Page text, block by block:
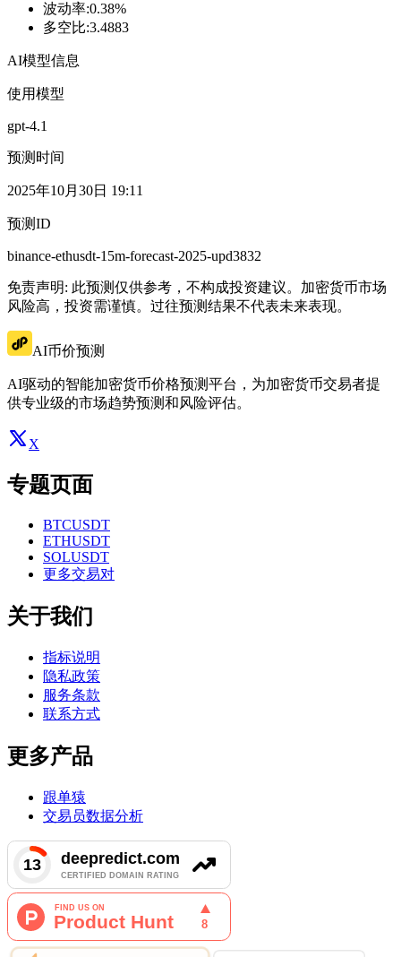
波动率:0.38%
多空比:3.4883
AI模型信息
使用模型
gpt-4.1
预测时间
2025年10月30日 19:11
预测ID
binance-ethusdt-15m-forecast-2025-upd3832
免责声明: 此预测仅供参考，不构成投资建议。加密货币市场
风险高，投资需谨慎。过往预测结果不代表未来表现。
AI币价预测
AI驱动的智能加密货币价格预测平台，为加密货币交易者提
供专业级的市场趋势预测和风险评估。
X
专题页面
BTCUSDT
ETHUSDT
SOLUSDT
更多交易对
关于我们
指标说明
隐私政策
服务条款
联系方式
更多产品
跟单猿
交易员数据分析